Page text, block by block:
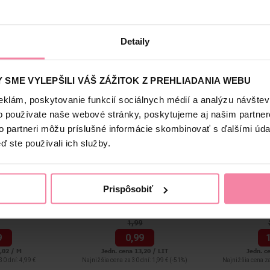
Detaily
SME VYLEPŠILI VÁŠ ZÁŽITOK Z PREHLIADANIA WEBU
poskytovanie funkcií sociálnych médií a analýzu
používate naše webové stránky, poskytujeme aj našim
partneri môžu príslušné informácie skombinovať s ďalšími
ste používali ich služby.
Prispôsobiť
ako 100 rokov. Vo svojom portfóliu má viac ako len ikonický
vhodné pre bábätká.
3-vrstvový
/ M
dní: 4,99 €
Colgate zubná pasta Cavity
Protection 75 ml
1,99
0,99
Jedn. cena 13,20 / LIT
Najnižšia cena za 30 dní: 1,99 € (-51%)
Persil prací
Jedn.
Najnižšia cena